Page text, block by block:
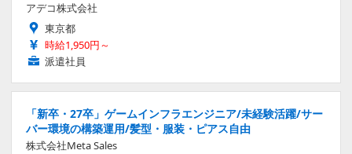
アデコ株式会社
東京都
時給1,950円～
派遣社員
「新卒・27卒」ゲームインフラエンジニア/未経験活躍/サー
バー環境の構築運用/髪型・服装・ピアス自由
株式会社Meta Sales